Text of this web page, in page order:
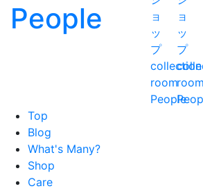
Top
Blog
What's Many?
Shop
Care